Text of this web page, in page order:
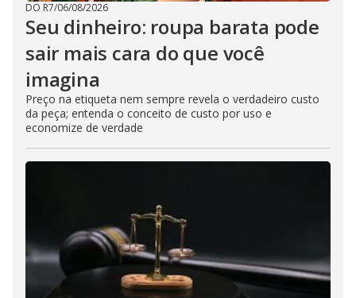
DO R7/06/08/2026
Seu dinheiro: roupa barata pode
sair mais cara do que você
imagina
Preço na etiqueta nem sempre revela o verdadeiro custo
da peça; entenda o conceito de custo por uso e
economize de verdade